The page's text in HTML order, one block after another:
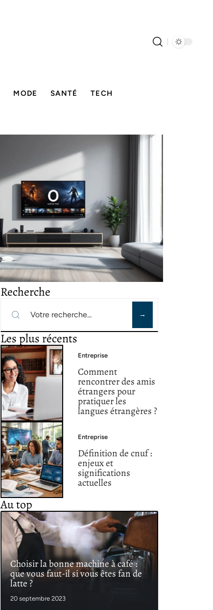
MODE SANTÉ TECH
Recherche
Les plus récents
Entreprise
Comment
rencontrer des amis
étrangers pour
pratiquer les
langues étrangères ?
Entreprise
Définition de cnuf :
enjeux et
significations
actuelles
Au top
Choisir la bonne machine à café :
que vous faut-il si vous êtes fan de
latte ?
20 septembre 2023